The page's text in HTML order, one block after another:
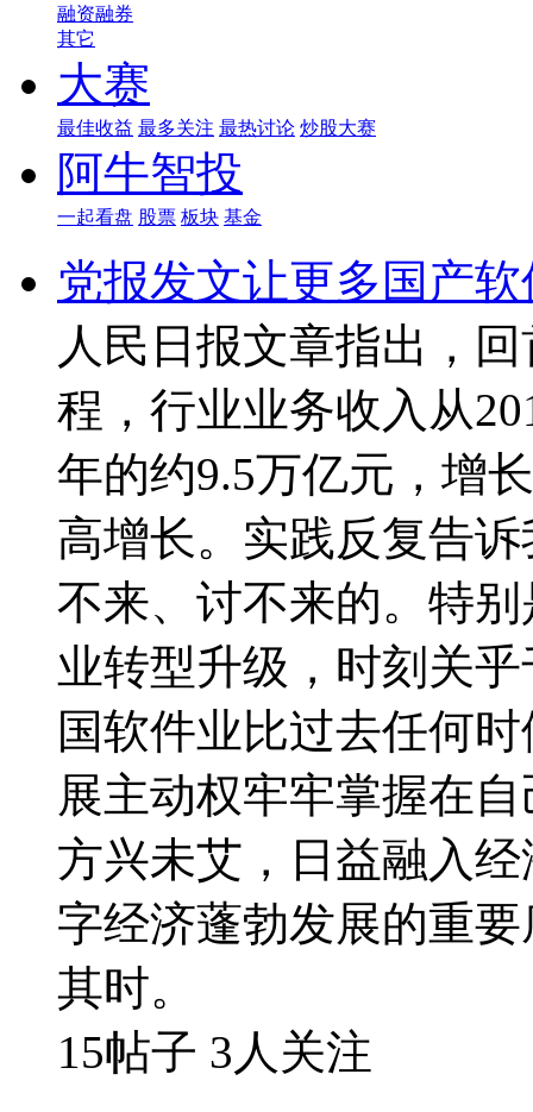
融资融券
其它
大赛
最佳收益 最多关注 最热讨论 炒股大赛
阿牛智投
一起看盘 股票 板块 基金
党报发文让更多国产
人民日报文章指出，
程，行业业务收入从
年的约9.5万亿元，增
高增长。实践反复告
不来、讨不来的。特
业转型升级，时刻关
国软件业比过去任何
展主动权牢牢掌握在
方兴未艾，日益融入
字经济蓬勃发展的重
其时。
15帖子 3人关注